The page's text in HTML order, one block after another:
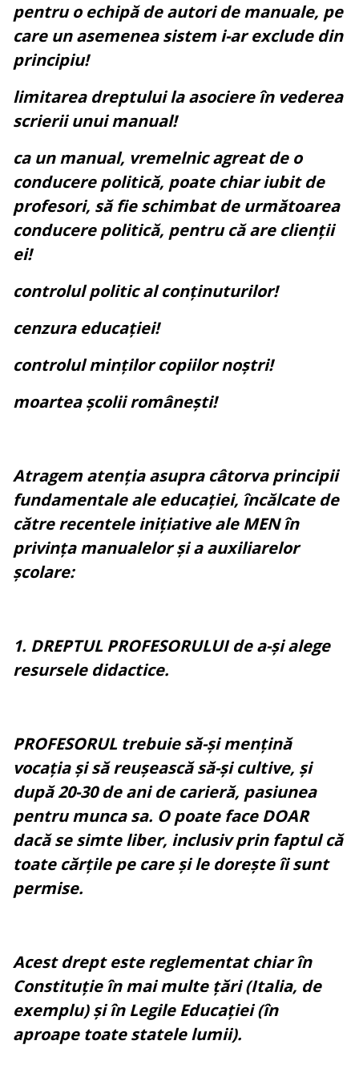
pentru o echipă de autori de manuale, pe
care un asemenea sistem i-ar exclude din
principiu!
limitarea dreptului la asociere în vederea
scrierii unui manual!
ca un manual, vremelnic agreat de o
conducere politică, poate chiar iubit de
profesori, să fie schimbat de următoarea
conducere politică, pentru că are clienții
ei!
controlul politic al conținuturilor!
cenzura educației!
controlul minților copiilor noștri!
moartea școlii românești!
Atragem atenția asupra câtorva principii
fundamentale ale educației, încălcate de
către recentele inițiative ale MEN în
privința manualelor și a auxiliarelor
școlare:
1. DREPTUL PROFESORULUI de a-și alege
resursele didactice.
PROFESORUL trebuie să-și mențină
vocația și să reușească să-și cultive, și
după 20-30 de ani de carieră, pasiunea
pentru munca sa. O poate face DOAR
dacă se simte liber, inclusiv prin faptul că
toate cărțile pe care și le dorește îi sunt
permise.
Acest drept este reglementat chiar în
Constituție în mai multe țări (Italia, de
exemplu) și în Legile Educației (în
aproape toate statele lumii).